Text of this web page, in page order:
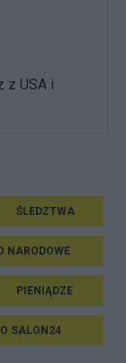
z USA i
ŚLEDZTWA
NARODOWE
PIENIĄDZE
SALON24